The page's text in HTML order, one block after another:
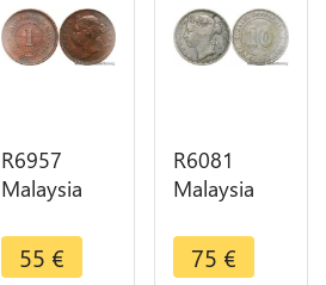
R6957
Malaysia
Settlements
One Cent
55 €
R6081
Malaysia
Settlements
10 Cents
75 €